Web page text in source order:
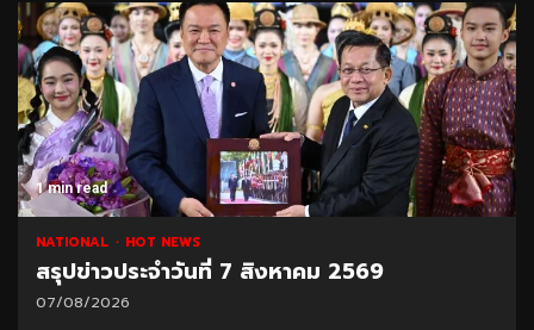
1 min read
NATIONAL HOT NEWS
สรุปข่าวประจำวันที่ 7 สิงหาคม 2569
07/08/2026